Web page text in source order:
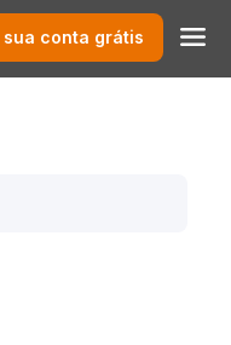
sua conta grátis